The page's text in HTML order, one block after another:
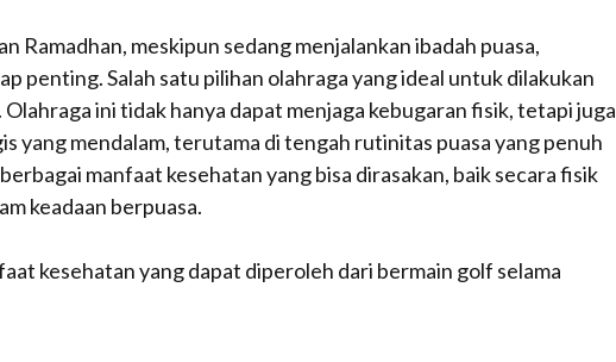
Ramadhan, meskipun sedang menjalankan ibadah puasa,
penting. Salah satu pilihan olahraga yang ideal untuk dilakukan
Olahraga ini tidak hanya dapat menjaga kebugaran fisik, tetapi juga
yang mendalam, terutama di tengah rutinitas puasa yang penuh
manfaat kesehatan yang bisa dirasakan, baik secara fisik
keadaan berpuasa.
kesehatan yang dapat diperoleh dari bermain golf selama